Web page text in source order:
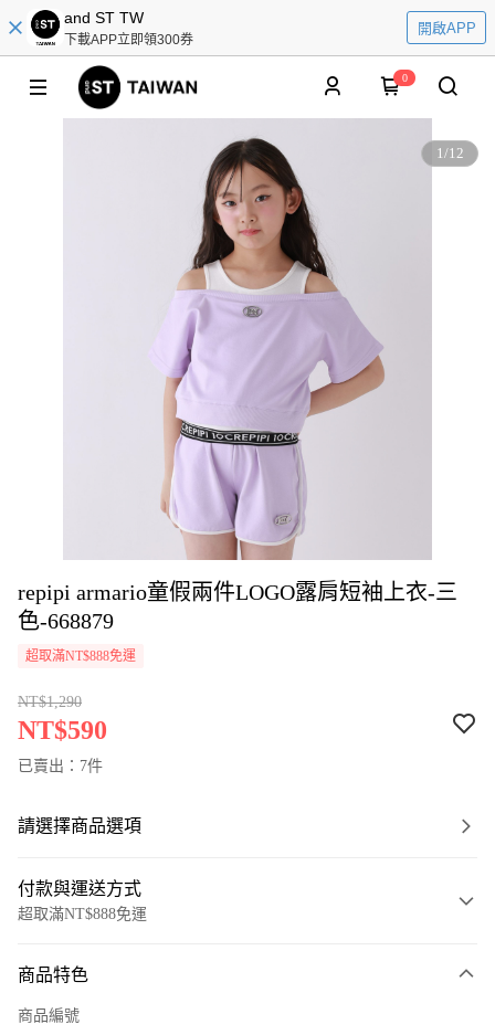
and ST TW
下載APP立即領300券
開啟APP
0
1/12
repipi armario童假兩件LOGO露肩短袖上衣-三
色-668879
超取滿NT$888免運
NT$1,290
NT$590
已賣出：7件
請選擇商品選項
付款與運送方式
超取滿NT$888免運
信用卡一次付款
商品特色
商品編號